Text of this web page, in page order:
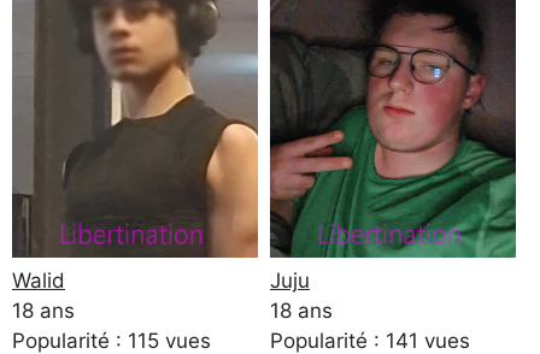
Walid
18 ans
Popularité : 115 vues
Juju
18 ans
Popularité : 141 vues